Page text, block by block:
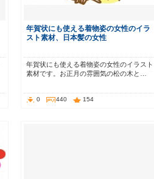
年賀状にも使える着物姿の女性のイラ
スト素材、日本髪の女性
年賀状にも使える着物姿の女性のイラスト
素材です。お正月の雰囲気の松の木と…
0 440 154